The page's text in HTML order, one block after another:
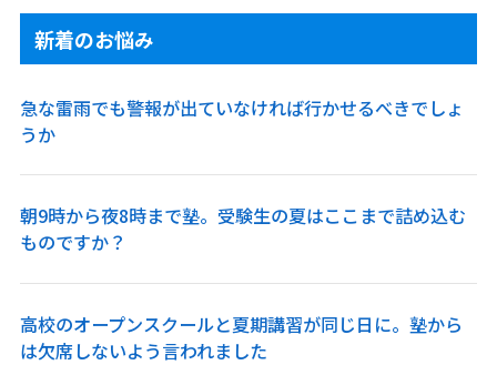
新着のお悩み
急な雷雨でも警報が出ていなければ行かせるべきでしょ
うか
朝9時から夜8時まで塾。受験生の夏はここまで詰め込む
ものですか？
高校のオープンスクールと夏期講習が同じ日に。塾から
は欠席しないよう言われました